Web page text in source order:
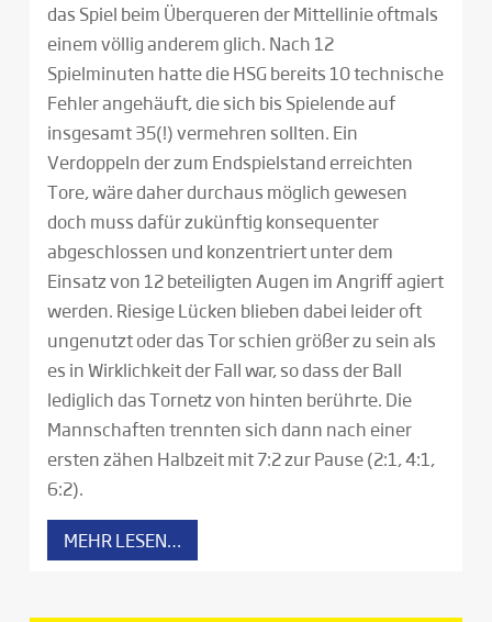
das Spiel beim Überqueren der Mittellinie oftmals
einem völlig anderem glich. Nach 12
Spielminuten hatte die HSG bereits 10 technische
Fehler angehäuft, die sich bis Spielende auf
insgesamt 35(!) vermehren sollten. Ein
Verdoppeln der zum Endspielstand erreichten
Tore, wäre daher durchaus möglich gewesen
doch muss dafür zukünftig konsequenter
abgeschlossen und konzentriert unter dem
Einsatz von 12 beteiligten Augen im Angriff agiert
werden. Riesige Lücken blieben dabei leider oft
ungenutzt oder das Tor schien größer zu sein als
es in Wirklichkeit der Fall war, so dass der Ball
lediglich das Tornetz von hinten berührte. Die
Mannschaften trennten sich dann nach einer
ersten zähen Halbzeit mit 7:2 zur Pause (2:1, 4:1,
6:2).
MEHR LESEN…